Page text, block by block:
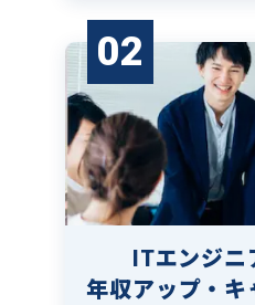
02
ITエンジニ
年収アップ・キ